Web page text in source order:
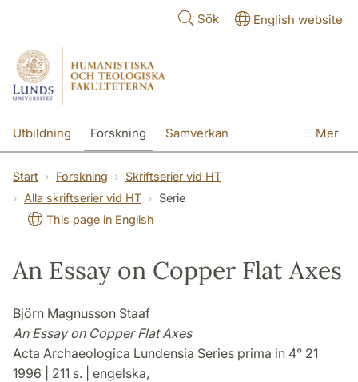
Sök English website
Utbildning Forskning Samverkan Mer
Start Forskning
Skriftserier vid HT
Alla skriftserier vid HT
Serie
This page in English
An Essay on Copper Flat Axes
Björn Magnusson Staaf
An Essay on Copper Flat Axes
Acta Archaeologica Lundensia Series prima in 4° 21
1996 | 211 s. | engelska,